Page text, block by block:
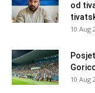
od
10 Aug
10 Aug